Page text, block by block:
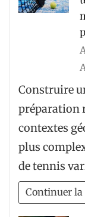
Construire
préparation
contextes
plus
de tennis
Continuer la